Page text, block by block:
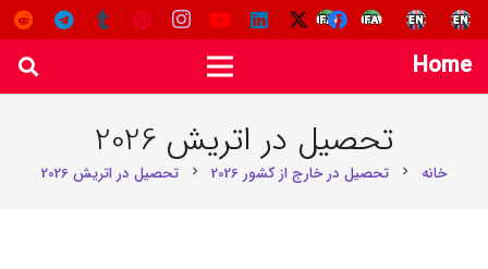
Home
تحصیل در اتریش 2026
خانه chevron_right تحصیل در خارج از کشور 2026 chevron_right تحصیل در اتریش 2026